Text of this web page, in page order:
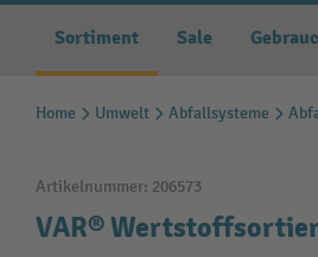
Sortiment Sale
Home Umwelt Abfallsysteme
Artikelnummer: 206573
VAR®